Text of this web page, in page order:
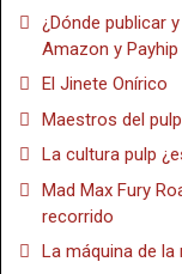
¿Dónde publicar
Amazon y Payhip
El Jinete Onírico
Maestros del
La cultura pulp
Mad Max Fury
recorrido
La máquina de la